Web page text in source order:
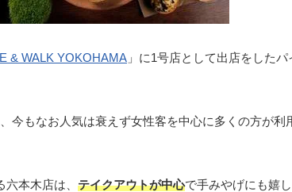
& WALK YOKOHAMA 」に1号店として出店をした
今もなお人気は衰えず女性客を中心に多くの方が利
本木店は、 テイクアウトが中心で手みやげにも嬉